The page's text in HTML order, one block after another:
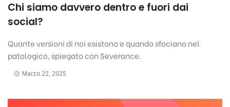
Chi siamo davvero dentro e fuori dai
social?
Quante versioni di noi esistono e quando sfociano nel
patologico, spiegato con Severance.
Marzo 22, 2025